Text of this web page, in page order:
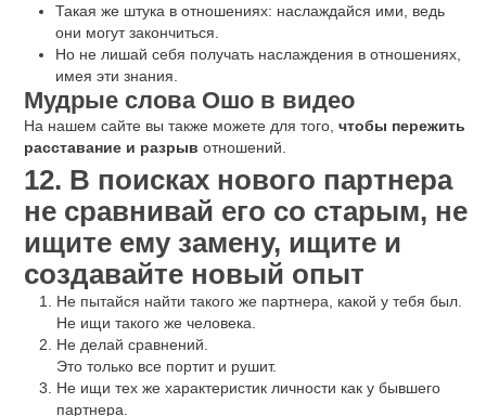
Такая же штука в отношениях: наслаждайся ими, ведь
они могут закончиться.
Но не лишай себя получать наслаждения в отношениях,
имея эти знания.
Мудрые слова Ошо в видео
На нашем сайте вы также можете для того, чтобы пережить
расставание и разрыв отношений.
12. В поисках нового партнера
не сравнивай его со старым, не
ищите ему замену, ищите и
создавайте новый опыт
Не пытайся найти такого же партнера, какой у тебя был.
Не ищи такого же человека.
Не делай сравнений.
Это только все портит и рушит.
Не ищи тех же характеристик личности как у бывшего
партнера.